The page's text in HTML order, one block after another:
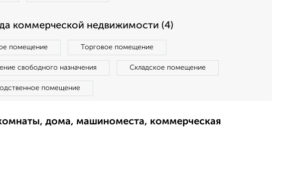
коммерческой недвижимости (4)
помещение Торговое помещение
свободного назначения Складское помещение
помещение
дома, машиноместа, коммерческая